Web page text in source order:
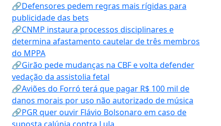
🔗Defensores pedem regras mais rígidas para
publicidade das bets
🔗CNMP instaura processos disciplinares e
determina afastamento cautelar de três membros
do MPPA
🔗Girão pede mudanças na CBF e volta defender
vedação da assistolia fetal
🔗Aviões do Forró terá que pagar R$ 100 mil de
danos morais por uso não autorizado de música
🔗PGR quer ouvir Flávio Bolsonaro em caso de